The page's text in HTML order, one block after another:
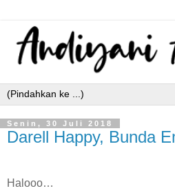
Senin, 30 Juli 2018
Darell Happy, Bunda
Halooo…